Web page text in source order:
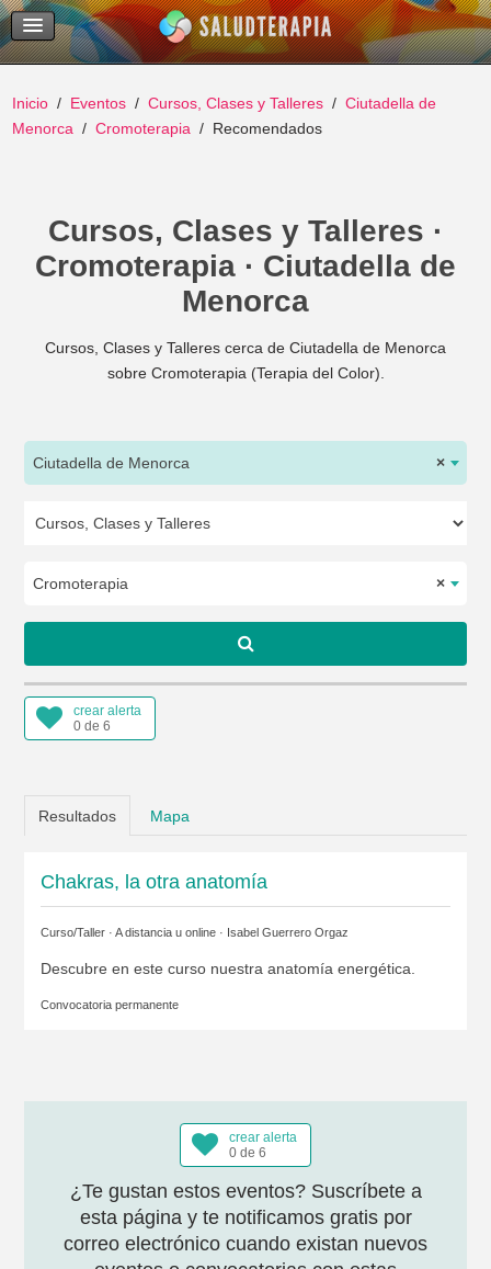
Temas Recientes
Buscar
Inicio Eventos Cursos, Clases y Talleres
Ciutadella de
Menorca
Cromoterapia Recomendados
Cursos, Clases y Talleres ·
Cromoterapia · Ciutadella de
Menorca
Cursos, Clases y Talleres cerca de Ciutadella de Menorca
sobre Cromoterapia (Terapia del Color).
×
Ciutadella de Menorca
×
Cromoterapia
crear alerta
0 de 6
Resultados Mapa
Chakras, la otra anatomía
Curso/Taller · A distancia u online · Isabel Guerrero Orgaz
Descubre en este curso nuestra anatomía energética.
Convocatoria permanente
crear alerta
0 de 6
¿Te gustan estos eventos? Suscríbete a
esta página y te notificamos gratis por
correo electrónico cuando existan nuevos